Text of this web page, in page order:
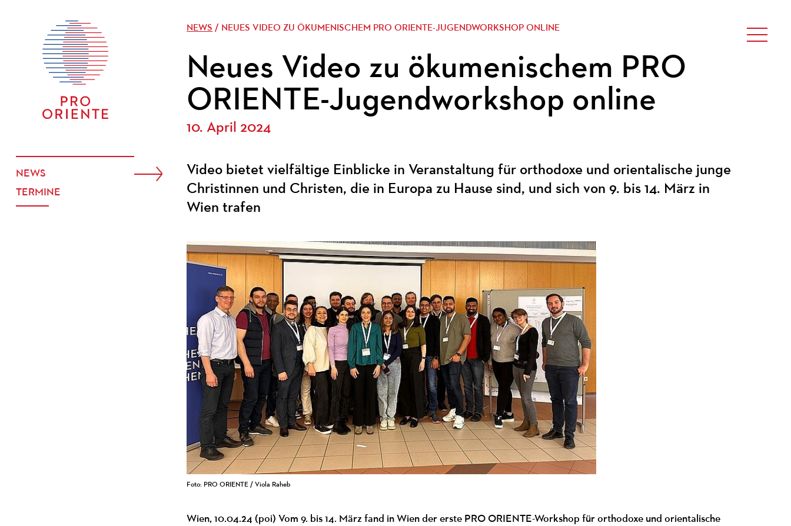
NEWS
TERMINE
NEWS / NEUES VIDEO ZU ÖKUMENISCHEM PRO ORIENTE-JUGENDWORKSHOP ONLINE
Neues Video zu ökumenischem PRO
ORIENTE-Jugendworkshop online
10. April 2024
Video bietet vielfältige Einblicke in Veranstaltung für orthodoxe und orientalische junge
Christinnen und Christen, die in Europa zu Hause sind, und sich von 9. bis 14. März in
Wien trafen
Foto: PRO ORIENTE / Viola Raheb
Wien, 10.04.24 (poi) Vom 9. bis 14. März fand in Wien der erste PRO ORIENTE-Workshop für orthodoxe und orientalische